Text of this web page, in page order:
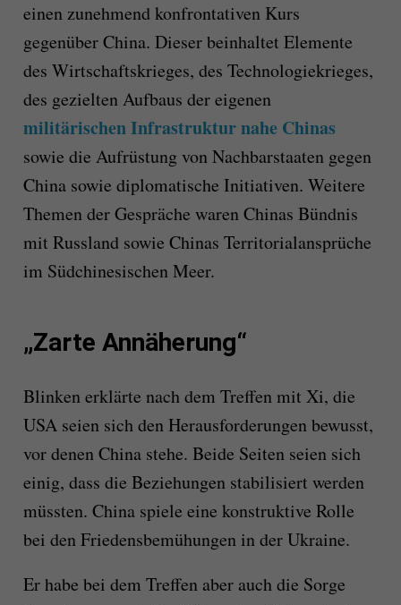
einen zunehmend konfrontativen Kurs
gegenüber China. Dieser beinhaltet Elemente
des Wirtschaftskrieges, des Technologiekrieges,
des gezielten Aufbaus der eigenen
militärischen Infrastruktur nahe Chinas
sowie die Aufrüstung von Nachbarstaaten gegen
China sowie diplomatische Initiativen. Weitere
Themen der Gespräche waren Chinas Bündnis
mit Russland sowie Chinas Territorialansprüche
im Südchinesischen Meer.
„Zarte Annäherung“
Blinken erklärte nach dem Treffen mit Xi, die
USA seien sich den Herausforderungen bewusst,
vor denen China stehe. Beide Seiten seien sich
einig, dass die Beziehungen stabilisiert werden
müssten. China spiele eine konstruktive Rolle
bei den Friedensbemühungen in der Ukraine.
Er habe bei dem Treffen aber auch die Sorge